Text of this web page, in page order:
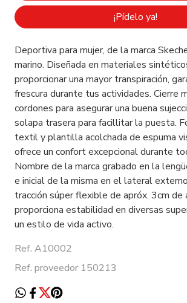
¡Pídelo ya!
Deportiva para mujer, de la marca
marino. Diseñada en materiales
proporcionar una mayor transpiración,
frescura durante tus actividades. Cierre
cordones para asegurar una buena
solapa trasera para facillitar la puesta.
textil y plantilla acolchada de espuma
ofrece un confort excepcional durante
Nombre de la marca grabado en la
e inicial de la misma en el lateral
tracción súper flexible de apróx. 3cm de
proporciona estabilidad en diversas
un estilo de vida activo.
Ref. A10002
Ref. proveedor 150213